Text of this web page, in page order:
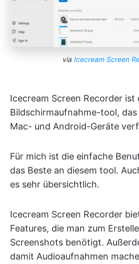
via Icecream Screen
Icecream Screen Recorder ist
Bildschirmaufnahme-tool,
Mac- und Android-Geräte
Für mich ist die einfache
das Beste an diesem tool.
es sehr übersichtlich.
Icecream Screen Recorder
Features, die man zum
Screenshots benötigt.
damit Audioaufnahmen